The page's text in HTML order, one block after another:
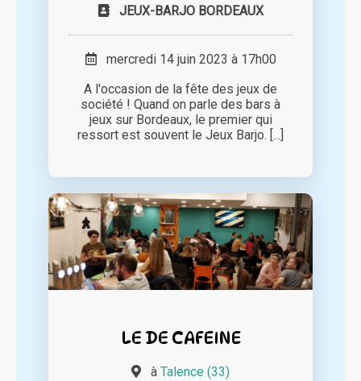
JEUX-BARJO BORDEAUX
mercredi 14 juin 2023 à 17h00
A l'occasion de la fête des jeux de
société ! Quand on parle des bars à
jeux sur Bordeaux, le premier qui
ressort est souvent le Jeux Barjo. [...]
LE DE CAFEINE
à Talence (33)